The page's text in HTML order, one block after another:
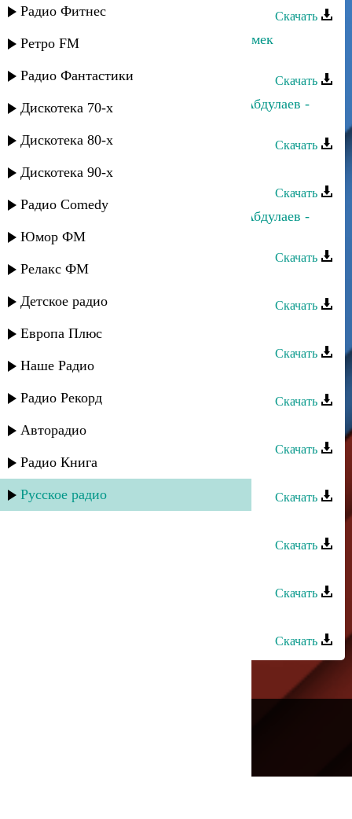
Радио Фитнес
Ретро FM
Радио Фантастики
Дискотека 70-х
Дискотека 80-х
Дискотека 90-х
Радио Comedy
Юмор ФМ
Релакс ФМ
Детское радио
Европа Плюс
Наше Радио
Радио Рекорд
Авторадио
Радио Книга
Русское радио
Скачать
Эльвира Ахмедханова - Аллагь кюмек
ишривуз
Скачать
Эльвира Ахмедханова и Насрула Абдулаев -
Скачать
Хпедж - Лейла
Скачать
Эльвира Ахмедханова и Насрула Абдулаев -
Йипа гьай
Скачать
Скачать
Хпедж - Елена
Скачать
Хпедж - Ирада
Скачать
Хпедж - Жив авай дагъ
Скачать
Хпедж - Кани вал
Скачать
Скачать
Скачать
Скачать